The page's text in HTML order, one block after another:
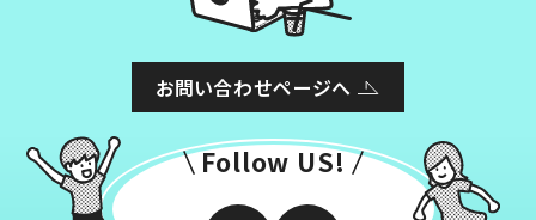
お問い合わせページへ
Follow US!